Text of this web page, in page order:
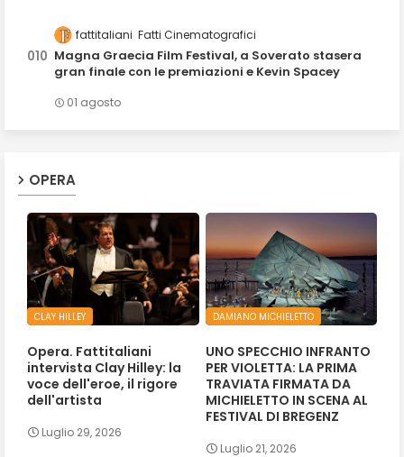
fattitaliani Fatti Cinematografici
Magna Graecia Film Festival, a Soverato stasera
gran finale con le premiazioni e Kevin Spacey
01 agosto
OPERA
CLAY HILLEY
Opera. Fattitaliani
intervista Clay Hilley: la
voce dell'eroe, il rigore
dell'artista
Luglio 29, 2026
DAMIANO MICHIELETTO
UNO SPECCHIO INFRANTO
PER VIOLETTA: LA PRIMA
TRAVIATA FIRMATA DA
MICHIELETTO IN SCENA AL
FESTIVAL DI BREGENZ
Luglio 21, 2026